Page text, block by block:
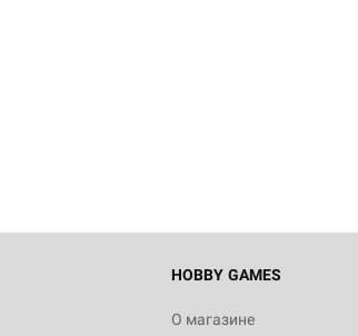
HOBBY GAMES
О магазине